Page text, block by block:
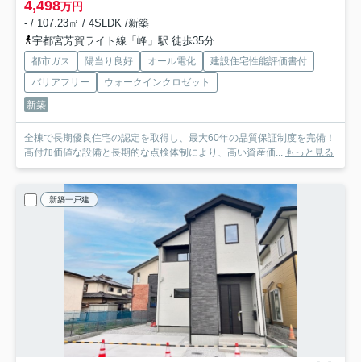
4,498万円
- / 107.23㎡ / 4SLDK /新築
宇都宮芳賀ライト線「峰」駅 徒歩35分
都市ガス 陽当り良好 オール電化
建設住宅性能評価書付
バリアフリー
ウォークインクロゼット
新築
全棟で長期優良住宅の認定を取得し、最大60年の品質保証制度を完備！
高付加価値な設備と長期的な点検体制により、高い資産価... もっと見る
新築一戸建